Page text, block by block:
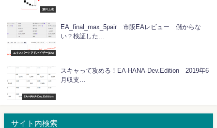
酒田五法
エキスパートアドバイザー(EA)
EA_final_max_5pair 市販EAレビュー 儲からな
い？検証した…
EA-HANA-Dev.Edition
スキャって攻める！EA-HANA-Dev.Edition 2019年6
月収支…
サイト内検索